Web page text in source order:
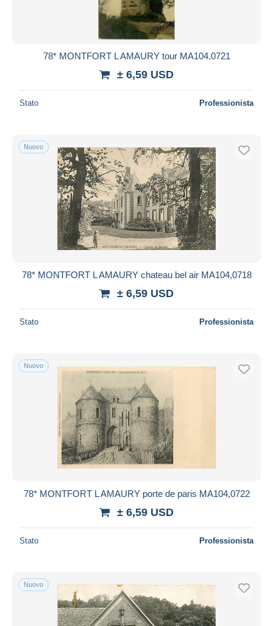
78* MONTFORT L AMAURY tour MA104,0721
± 6,59 USD
Stato Professionista
Nuovo
78* MONTFORT L AMAURY chateau bel air MA104,0718
± 6,59 USD
Stato Professionista
Nuovo
78* MONTFORT L AMAURY porte de paris MA104,0722
± 6,59 USD
Stato Professionista
Nuovo